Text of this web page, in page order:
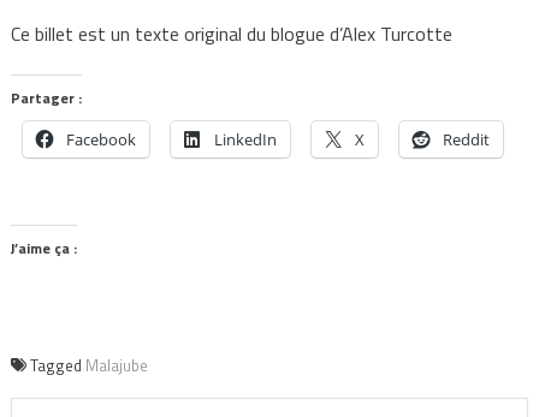
Ce billet est un texte original du blogue d’Alex Turcotte
Partager :
Facebook LinkedIn X Reddit
J’aime ça :
Tagged Malajube